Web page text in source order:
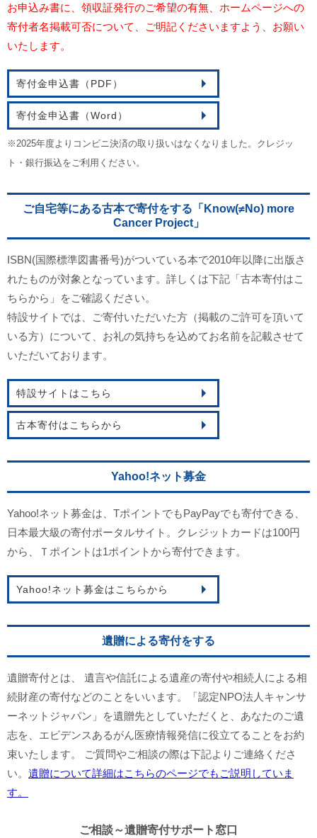
お申込み書に、領収証発行のご希望の有無、ホームページへの
寄付者名掲載可否について、ご明記くださいますよう、お願い
いたします。
寄付金申込書（PDF）
寄付金申込書（Word）
※2025年度よりコンビニ決済の取り扱いはなくなりました。クレジッ
ト・銀行振込をご利用ください。
ご自宅等にある古本で寄付をする「Know(≠No) more
Cancer Project」
ISBN(国際標準図書番号)がついている本で2010年以降に出版さ
れたものが対象となっています。詳しくは下記「古本寄付はこ
ちらから」をご確認ください。
特設サイトでは、ご寄付いただいた方（掲載のご許可を頂いて
いる方）について、お礼の気持ちを込めてお名前を記載させて
いただいております。
特設サイトはこちら
古本寄付はこちらから
Yahoo!ネット募金
Yahoo!ネット募金は、TポイントでもPayPayでも寄付できる、
日本最大級の寄付ポータルサイト。クレジットカードは100円
から、Ｔポイントは1ポイントから寄付できます。
Yahoo!ネット募金はこちらから
遺贈による寄付をする
遺贈寄付とは、 遺言や信託による遺産の寄付や相続人による相
続財産の寄付などのことをいいます。「認定NPO法人キャンサ
ーネットジャパン」を遺贈先としていただくと、あなたのご遺
志を、エビデンスあるがん医療情報発信に役立てることをお約
束いたします。 ご質問やご相談の際は下記よりご連絡くださ
い。 遺贈について詳細はこちらのページでもご説明していま
す。
ご相談～遺贈寄付サポート窓口